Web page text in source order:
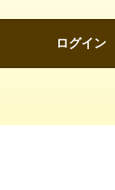
ログイン